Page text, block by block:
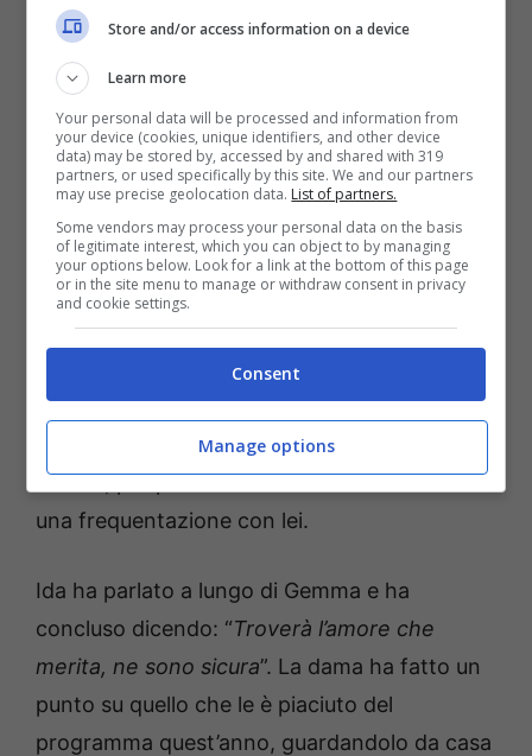
ovviamente spera di rivederla nel parterre.
Ma è proprio lei che ha voluto rispondere a
questa domanda, se tornerà o meno in
trasmissione. In una recente intervista, Ida
ha parlato però anche del legame profondo
che ha con un’altra dama storica del
parterre, Gemma Galgani, e di come abbia
sofferto nel vederla stare male per
Ida ha raccontato di come
Gemma abbia preso male il comportamento
di Arcangelo di scegliere di dichiararsi a
Marina, per poi baciare Cinzia e cominciare
una frequentazione con lei.
Ida ha parlato a lungo di Gemma e ha
concluso dicendo: “Troverà l’amore che
merita, ne sono sicura”. La dama ha fatto un
punto su quello che le è piaciuto del
programma quest’anno, guardandolo da casa
Store and/or access information on a device
Learn more
Your personal data will be processed and information from
your device (cookies, unique identifiers, and other device
data) may be stored by, accessed by and shared with 319
partners, or used specifically by this site. We and our partners
may use precise geolocation data. List of partners.
Some vendors may process your personal data on the basis
of legitimate interest, which you can object to by managing
your options below. Look for a link at the bottom of this page
or in the site menu to manage or withdraw consent in privacy
and cookie settings.
Consent
Manage options